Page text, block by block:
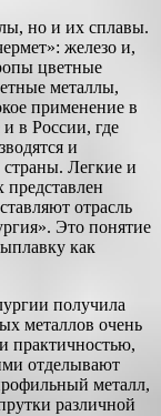
но и их сплавы.
железо и,
цветные
металлы,
применение в
в России, где
и
страны. Легкие и
отрасль
Это понятие
как
получила
металлов очень
практичностью,
отделывают
металл,
различной